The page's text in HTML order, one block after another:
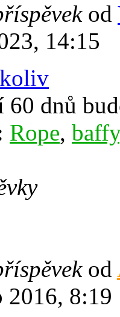
od
14:15
60 dnů
Rope, baffy
od
2016, 8:19